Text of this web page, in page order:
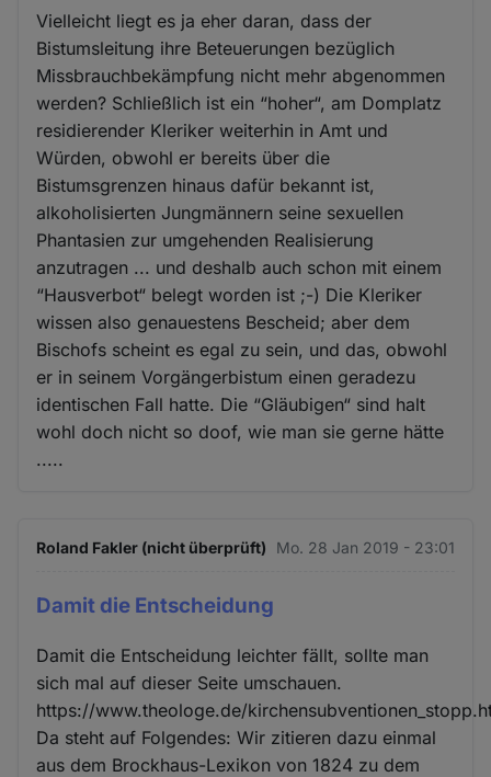
Vielleicht liegt es ja eher daran, dass der
Bistumsleitung ihre Beteuerungen bezüglich
Missbrauchbekämpfung nicht mehr abgenommen
werden? Schließlich ist ein “hoher“, am Domplatz
residierender Kleriker weiterhin in Amt und
Würden, obwohl er bereits über die
Bistumsgrenzen hinaus dafür bekannt ist,
alkoholisierten Jungmännern seine sexuellen
Phantasien zur umgehenden Realisierung
anzutragen ... und deshalb auch schon mit einem
“Hausverbot“ belegt worden ist ;-) Die Kleriker
wissen also genauestens Bescheid; aber dem
Bischofs scheint es egal zu sein, und das, obwohl
er in seinem Vorgängerbistum einen geradezu
identischen Fall hatte. Die “Gläubigen“ sind halt
wohl doch nicht so doof, wie man sie gerne hätte
.....
Roland Fakler (nicht überprüft) Mo. 28 Jan 2019 - 23:01
Damit die Entscheidung
Damit die Entscheidung leichter fällt, sollte man
sich mal auf dieser Seite umschauen.
https://www.theologe.de/
Da steht auf Folgendes: Wir zitieren dazu einmal
aus dem Brockhaus-Lexikon von 1824 zu dem